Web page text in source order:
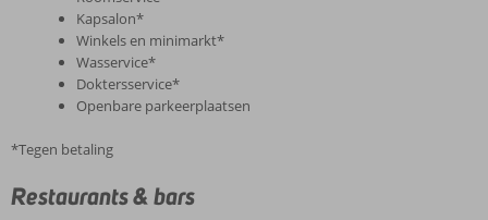
Kapsalon*
Winkels en minimarkt*
Wasservice*
Doktersservice*
Openbare parkeerplaatsen
*Tegen betaling
Restaurants & bars